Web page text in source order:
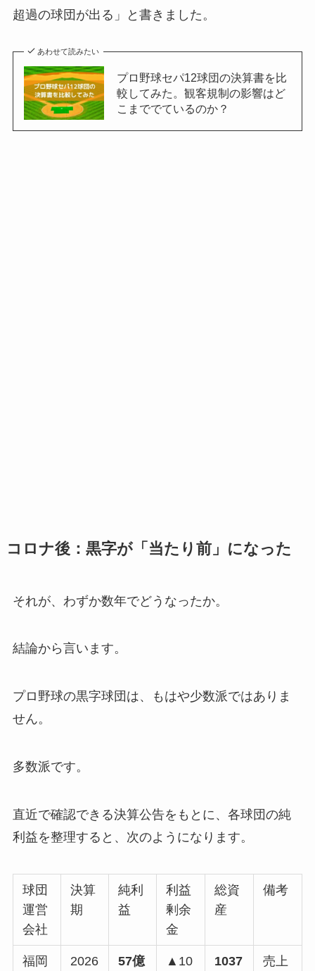
超過の球団が出る」と書きました。
あわせて読みたい
プロ野球セパ12球団の決算書を比
較してみた。観客規制の影響はど
こまででているのか？
コロナ後：黒字が「当たり前」になった
それが、わずか数年でどうなったか。
結論から言います。
プロ野球の黒字球団は、もはや少数派ではありま
せん。
多数派です。
直近で確認できる決算公告をもとに、各球団の純
利益を整理すると、次のようになります。
球団
運営
会社
決算
期
純利
益
利益
剰余
金
総資
産
備考
福岡 2026 57億 ▲10 1037 売上